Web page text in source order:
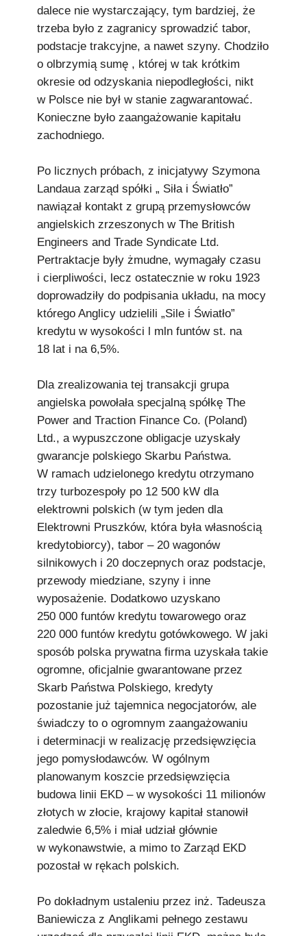
dalece nie wystarczający, tym bardziej, że
trzeba było z zagranicy sprowadzić tabor,
podstacje trakcyjne, a nawet szyny. Chodziło
o olbrzymią sumę , której w tak krótkim
okresie od odzyskania niepodległości, nikt
w Polsce nie był w stanie zagwarantować.
Konieczne było zaangażowanie kapitału
zachodniego.
Po licznych próbach, z inicjatywy Szymona
Landaua zarząd spółki „ Siła i Światło”
nawiązał kontakt z grupą przemysłowców
angielskich zrzeszonych w The British
Engineers and Trade Syndicate Ltd.
Pertraktacje były żmudne, wymagały czasu
i cierpliwości, lecz ostatecznie w roku 1923
doprowadziły do podpisania układu, na mocy
którego Anglicy udzielili „Sile i Światło”
kredytu w wysokości l mln funtów st. na
18 lat i na 6,5%.
Dla zrealizowania tej transakcji grupa
angielska powołała specjalną spółkę The
Power and Traction Finance Co. (Poland)
Ltd., a wypuszczone obligacje uzyskały
gwarancje polskiego Skarbu Państwa.
W ramach udzielonego kredytu otrzymano
trzy turbozespoły po 12 500 kW dla
elektrowni polskich (w tym jeden dla
Elektrowni Pruszków, która była własnością
kredytobiorcy), tabor – 20 wagonów
silnikowych i 20 doczepnych oraz podstacje,
przewody miedziane, szyny i inne
wyposażenie. Dodatkowo uzyskano
250 000 funtów kredytu towarowego oraz
220 000 funtów kredytu gotówkowego. W jaki
sposób polska prywatna firma uzyskała takie
ogromne, oficjalnie gwarantowane przez
Skarb Państwa Polskiego, kredyty
pozostanie już tajemnica negocjatorów, ale
świadczy to o ogromnym zaangażowaniu
i determinacji w realizację przedsięwzięcia
jego pomysłodawców. W ogólnym
planowanym koszcie przedsięwzięcia
budowa linii EKD – w wysokości 11 milionów
złotych w złocie, krajowy kapitał stanowił
zaledwie 6,5% i miał udział głównie
w wykonawstwie, a mimo to Zarząd EKD
pozostał w rękach polskich.
Po dokładnym ustaleniu przez inż. Tadeusza
Baniewicza z Anglikami pełnego zestawu